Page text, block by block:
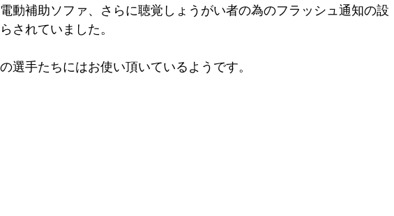
動補助ソファ、さらに聴覚しょうがい者の為のフラッシュ通知の設
されていました。
選手たちにはお使い頂いているようです。